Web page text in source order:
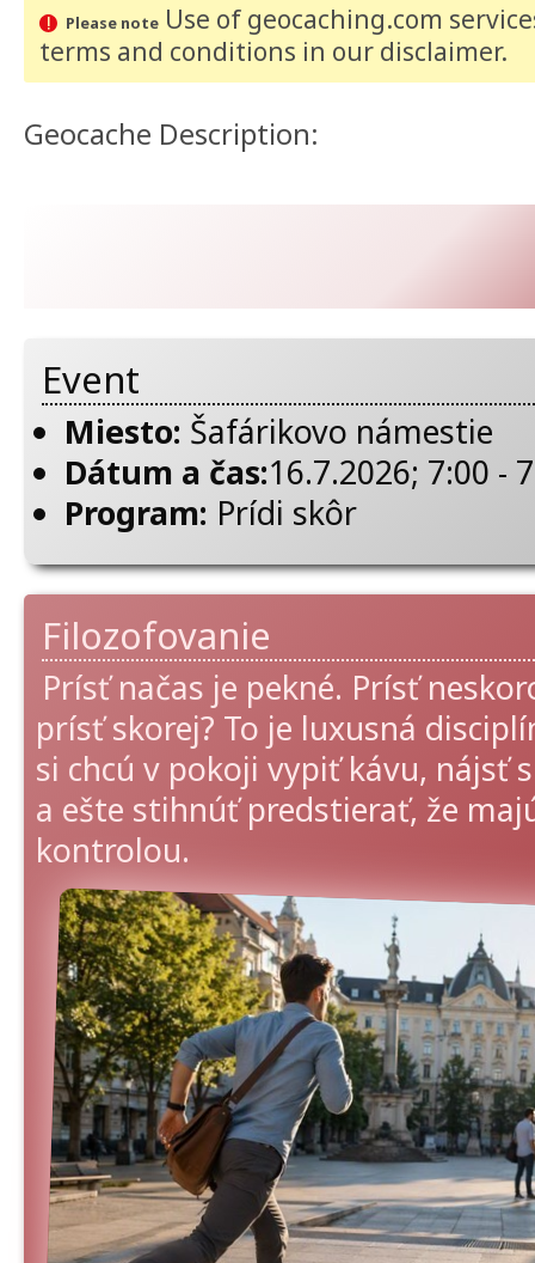
Please noteUse of geocaching.com
terms and conditions in our disclaimer.
Geocache Description:
Event
Miesto: Šafárikovo námestie
Dátum a čas:16.7.2026; 7:00 -
Program: Prídi skôr
Filozofovanie
Prísť načas je pekné. Prísť
prísť skorej? To je luxusná
si chcú v pokoji vypiť kávu, nájsť
a ešte stihnúť predstierať, že
kontrolou.